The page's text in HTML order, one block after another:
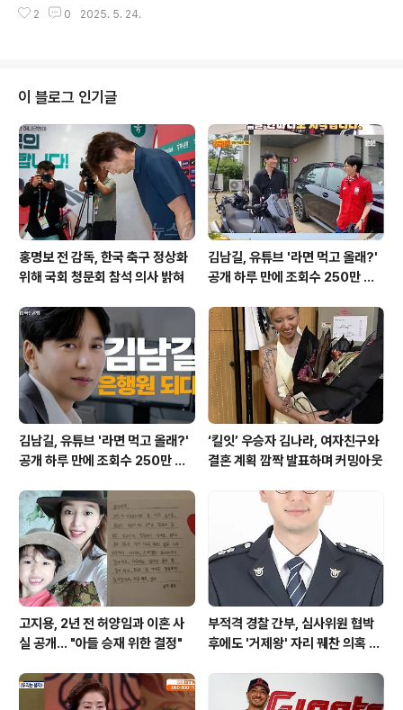
꿈이었다고 전했습니다. 이번 리모델링을 통해 드디어 상
집안일할 때 힘든 게 없다. 대중교통 이용해서 어디든 갈 수
힘, 박수지의 다짐박수지는 150kg대에서 60kg을 감량하
고 현재 90kg에 도달한 상황을 전하며, 최근에는 85kg까
지 감량하며 다이어트를 이어가고 있습니다. 그녀는 이 과
정에서 위고비나 식욕억제제 등의 도움 없이 오로지 자신
의 노력으로 이루어낸 결과라고 밝혔습니다. 이는 많은 이
들에게 다이어트의 가능..
2 0 2025. 5. 24.
이 블로그 인기글
홍명보 전 감독, 한국 축구 정상화
위해 국회 청문회 참석 의사 밝혀
김남길, 유튜브 '라면 먹고 올래?'
공개 하루 만에 조회수 250만 돌
김남길, 유튜브 '라면 먹고 올래?'
공개 하루 만에 조회수 250만 돌
‘킬잇’ 우승자 김나라, 여자친구와
결혼 계획 깜짝 발표하며 커밍아웃
고지용, 2년 전 허양임과 이혼 사
실 공개… "아들 승재 위한 결정"
부적격 경찰 간부, 심사위원 협박
후에도 '거제왕' 자리 꿰찬 의혹 진